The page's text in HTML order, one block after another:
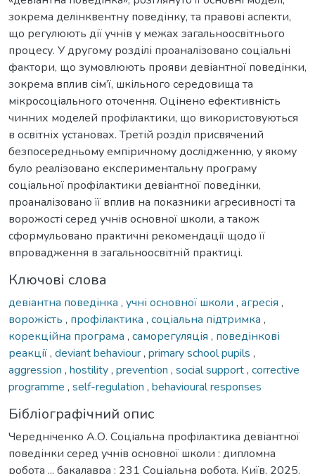
зокрема делінквентну поведінку, та правові аспекти,
що регулюють дії учнів у межах загальноосвітнього
процесу. У другому розділі проаналізовано соціальні
фактори, що зумовлюють прояви девіантної поведінки,
зокрема вплив сім’ї, шкільного середовища та
мікросоціального оточення. Оцінено ефективність
чинних моделей профілактики, що використовуються
в освітніх установах. Третій розділ присвячений
безпосередньому емпіричному дослідженню, у якому
було реалізовано експериментальну програму
соціальної профілактики девіантної поведінки,
проаналізовано її вплив на показники агресивності та
ворожості серед учнів основної школи, а також
сформульовано практичні рекомендації щодо її
впровадження в загальноосвітній практиці.
Ключові слова
девіантна поведінка , учні основної школи , агресія ,
ворожість , профілактика , соціальна підтримка ,
корекційна програма , саморегуляція , поведінкові
реакції, deviant behaviour, primary school pupils ,
aggression , hostility, prevention , social support, corrective
programme , self-regulation , behavioural responses
Бібліографічний опис
Чередніченко А.О. Соціальна профілактика девіантної
поведінки серед учнів основної школи : дипломна
робота ... бакалавра : 231 Соціальна робота. Київ, 2025.